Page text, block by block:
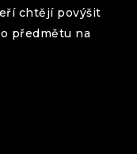
chtějí povýšit
předmětu na